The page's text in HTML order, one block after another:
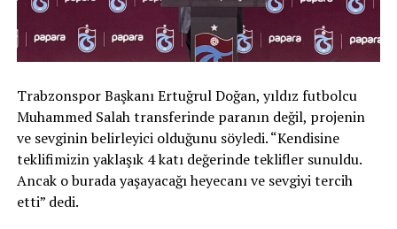
Trabzonspor Başkanı Ertuğrul Doğan, yıldız futbolcu
Muhammed Salah transferinde paranın değil, projenin
ve sevginin belirleyici olduğunu söyledi. “Kendisine
teklifimizin yaklaşık 4 katı değerinde teklifler sunuldu.
Ancak o burada yaşayacağı heyecanı ve sevgiyi tercih
etti” dedi.